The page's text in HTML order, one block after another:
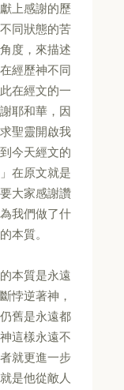
上感謝的歷
同狀態的苦
度，來描述
經歷神不同
在經文的一
耶和華，因
聖靈開啟我
今天經文的
在原文就是
大家感謝讚
我們做了什
本質。
本質是永遠
悖逆著神，
舊是永遠都
這樣永遠不
就更進一步
是他從敵人